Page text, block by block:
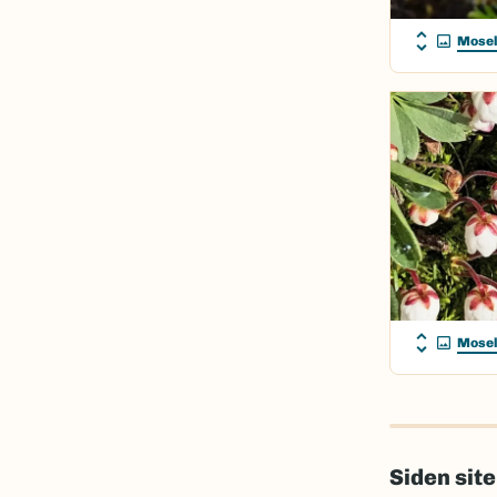
Siden